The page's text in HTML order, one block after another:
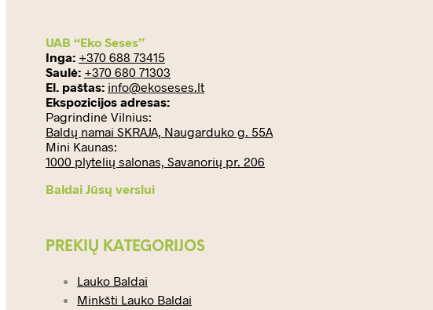
UAB “Eko Seses”
Inga: +370 688 73415
Saulė: +370 680 71303
El. paštas: info@ekoseses.lt
Ekspozicijos adresas:
Pagrindinė Vilnius:
Baldų namai SKRAJA, Naugarduko g. 55A
Mini Kaunas:
1000 plytelių salonas, Savanorių pr. 206
Baldai Jūsų verslui
PREKIŲ KATEGORIJOS
Lauko Baldai
Minkšti Lauko Baldai